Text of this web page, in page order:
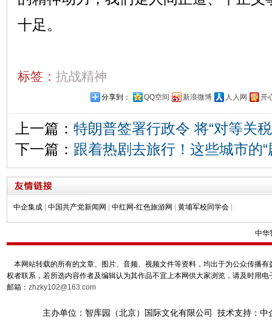
十足。
标签： 抗战精神
分享到： QQ空间 新浪微博 人人网 开
上一篇： 特朗普签署行政令 将“对等关
下一篇： 跟着热剧去旅行！这些城市的
中企集成 中国共产党新闻网 中红网-红色旅游网 黄埔军校同学会
中华
本网站转载的所有的文章、图片、音频、视频文件等资料，均出于为公众传播
权者联系，若所选内容作者及编辑认为其作品不宜上本网供大家浏览，请及时用
邮箱： zhzky102@163.com
主办单位：智库园（北京）国际文化有限公司 技术支持：